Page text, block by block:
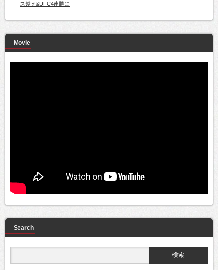
ス越え&UFC4連勝に
Movie
Search